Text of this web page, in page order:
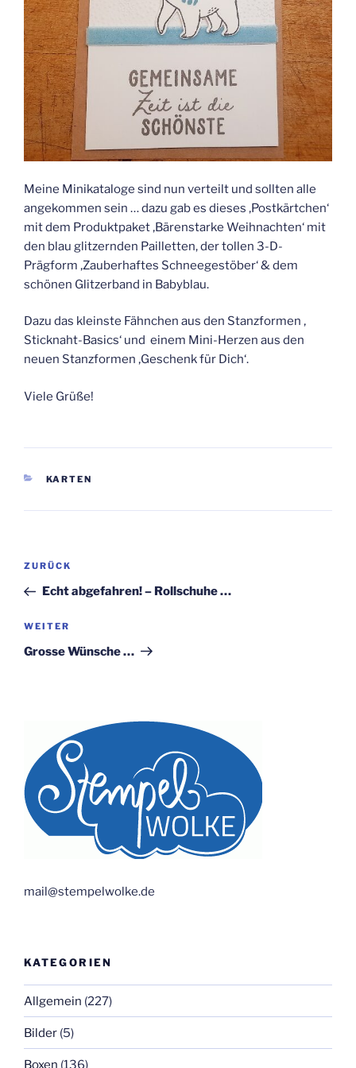
Meine Minikataloge sind nun verteilt und sollten alle
angekommen sein … dazu gab es dieses ‚Postkärtchen‘
mit dem Produktpaket ‚Bärenstarke Weihnachten‘ mit
den blau glitzernden Pailletten, der tollen 3-D-
Prägform ‚Zauberhaftes Schneegestöber‘ & dem
schönen Glitzerband in Babyblau.
Dazu das kleinste Fähnchen aus den Stanzformen ‚
Sticknaht-Basics‘ und einem Mini-Herzen aus den
neuen Stanzformen ‚Geschenk für Dich‘.
Viele Grüße!
KATEGORIEN
KARTEN
Beitragsnavigation
Vorheriger
Beitrag
ZURÜCK
Echt abgefahren! – Rollschuhe …
Nächster
Beitrag
WEITER
Grosse Wünsche …
mail@stempelwolke.de
KATEGORIEN
Allgemein (227)
Bilder (5)
Boxen (136)